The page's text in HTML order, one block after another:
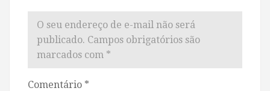
O seu endereço de e-mail não será
publicado. Campos obrigatórios são
marcados com *
Comentário *